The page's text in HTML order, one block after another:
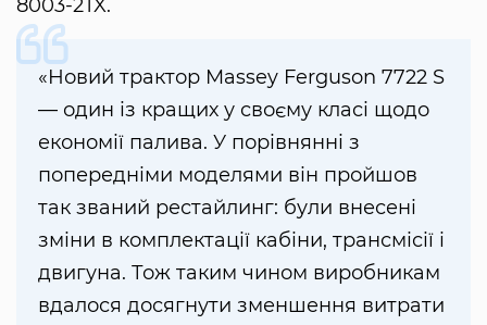
8003-2TX.
«Новий трактор Massey Ferguson 7722 S
— один із кращих у своєму класі щодо
економії палива. У порівнянні з
попередніми моделями він пройшов
так званий рестайлинг: були внесені
зміни в комплектації кабіни, трансмісії і
двигуна. Тож таким чином виробникам
вдалося досягнути зменшення витрати